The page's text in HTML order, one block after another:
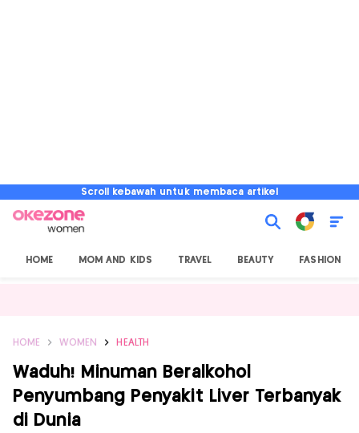
Scroll kebawah untuk membaca artikel
HOME MOM AND KIDS TRAVEL BEAUTY FASHION
HOME WOMEN HEALTH
Waduh! Minuman Beralkohol
Penyumbang Penyakit Liver Terbanyak
di Dunia